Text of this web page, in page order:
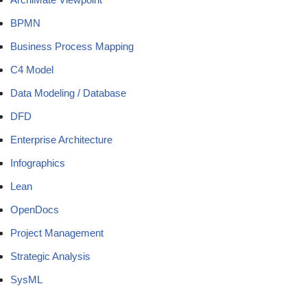
BPMN
Business Process Mapping
C4 Model
Data Modeling / Database
DFD
Enterprise Architecture
Infographics
Lean
OpenDocs
Project Management
Strategic Analysis
SysML